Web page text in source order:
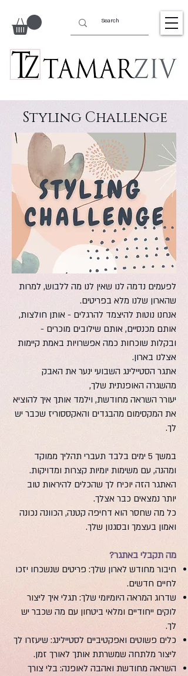
Styling Challenge
לפעמים נדמה לנו שאין לנו מה ללבוש, למרות
שהארון שלנו מלא בפריטים.
אנחנו נוטות להיצמד להרגלים - אותן חולצות,
אותם מכנסיים, אותם שילובים מוכרים -
ובקלות שוכחות כמה אפשרויות באמת קיימות
אצלנו בארון.
אתגר הסטיילינג השבועי ינער את האבק
מהשגרה האופנתית שלך,
יעורר השראה מחודשת, וילמד אותך איך להוציא
את המקסימום מהבגדים והאקססוריז שכבר יש
לך.
במשך 5 ימים בלבד תעברי תהליך ממוקד
ומהנה, עם משימות יומיות קצרות ומדויקות.
האתגר הזה יוכיח לך שהכלים להיראות טוב
יותר נמצאים כבר אצלך.
כל מה שחסר הוא דחיפה קטנה, הכוונה נכונה
ואמון בעצמך ובסגנון שלך.
מה תקבלי באתגר?
חיבור מחודש לארון שלך: פריטים שנשכחו יזכו
לחיים חדשים.
שדרוג המראה היומיומי שלך: תגלי איך ליצור
לוקים ייחודיים ומלאי ביטחון עם מה שכבר יש
לך.
כלים פשוטים ואפקטיביים לסטיילינג: שיעזרו לך
ליצור מלתחה שמשרתת אותך לאורך זמן.
השראה מחודשת ואהבה לאופנה: בלי צורך